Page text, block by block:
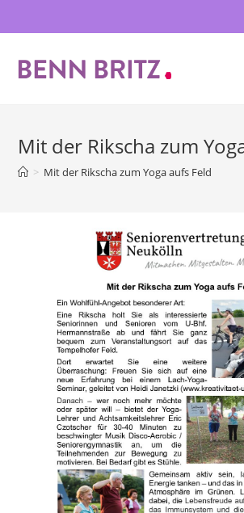
Inhalt
Mit der Rikscha zum
> Mit der Rikscha zum Yoga aufs Feld